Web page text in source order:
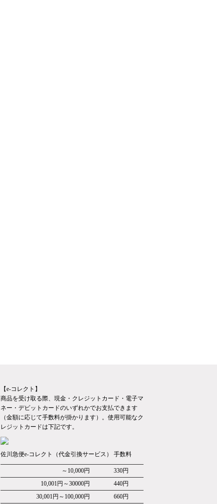
【e-コレクト】
商品を受け取る際、現金・クレジットカード・電子マ
ネー・デビットカードのいずれかでお支払できます
（金額に応じて手数料が掛かります）。使用可能なク
レジットカードは下記です。
佐川急便e-コレクト（代金引換サービス） 手数料
～10,000円
330円
10,001円～30000円
440円
30,001円～100,000円
660円